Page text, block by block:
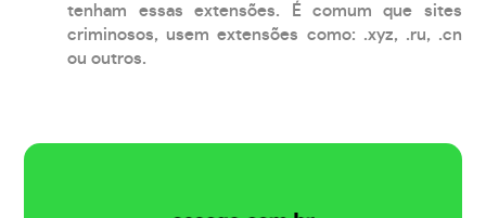
tenham essas extensões. É comum que sites
criminosos, usem extensões como: .xyz, .ru, .cn
ou outros.